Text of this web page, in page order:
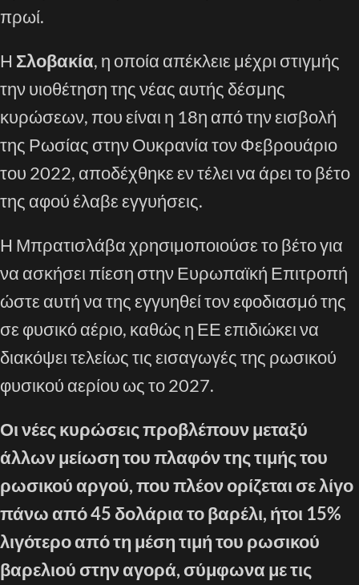
πρωί.
Η Σλοβακία, η οποία απέκλειε μέχρι στιγμής
την υιοθέτηση της νέας αυτής δέσμης
κυρώσεων, που είναι η 18η από την εισβολή
της Ρωσίας στην Ουκρανία τον Φεβρουάριο
του 2022, αποδέχθηκε εν τέλει να άρει το βέτο
της αφού έλαβε εγγυήσεις.
Η Μπρατισλάβα χρησιμοποιούσε το βέτο για
να ασκήσει πίεση στην Ευρωπαϊκή Επιτροπή
ώστε αυτή να της εγγυηθεί τον εφοδιασμό της
σε φυσικό αέριο, καθώς η ΕΕ επιδιώκει να
διακόψει τελείως τις εισαγωγές της ρωσικού
φυσικού αερίου ως το 2027.
Οι νέες κυρώσεις προβλέπουν μεταξύ
άλλων μείωση του πλαφόν της τιμής του
ρωσικού αργού, που πλέον ορίζεται σε λίγο
πάνω από 45 δολάρια το βαρέλι, ήτοι 15%
λιγότερο από τη μέση τιμή του ρωσικού
βαρελιού στην αγορά, σύμφωνα με τις